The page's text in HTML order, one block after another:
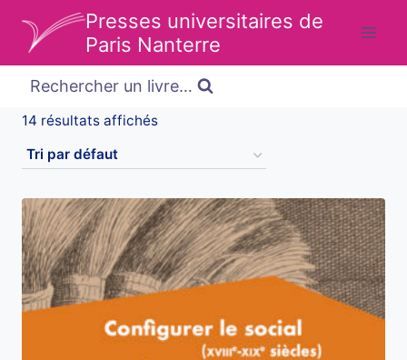
Presses universitaires de
Paris Nanterre
Rechercher un livre…
14 résultats affichés